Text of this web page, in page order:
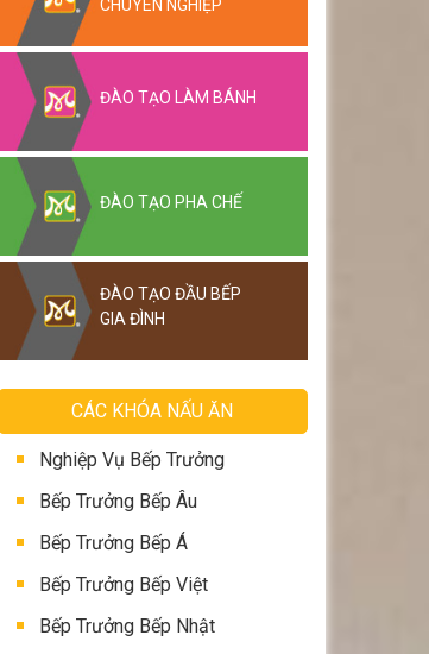
CHUYÊN NGHIỆP
ĐÀO TẠO LÀM BÁNH
ĐÀO TẠO PHA CHẾ
ĐÀO TẠO ĐẦU BẾP
GIA ĐÌNH
CÁC KHÓA NẤU ĂN
Nghiệp Vụ Bếp Trưởng
Bếp Trưởng Bếp Âu
Bếp Trưởng Bếp Á
Bếp Trưởng Bếp Việt
Bếp Trưởng Bếp Nhật